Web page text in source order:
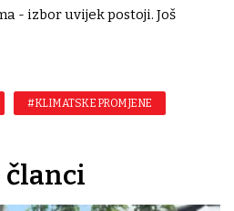
- izbor uvijek postoji. Još
#KLIMATSKE PROMJENE
članci